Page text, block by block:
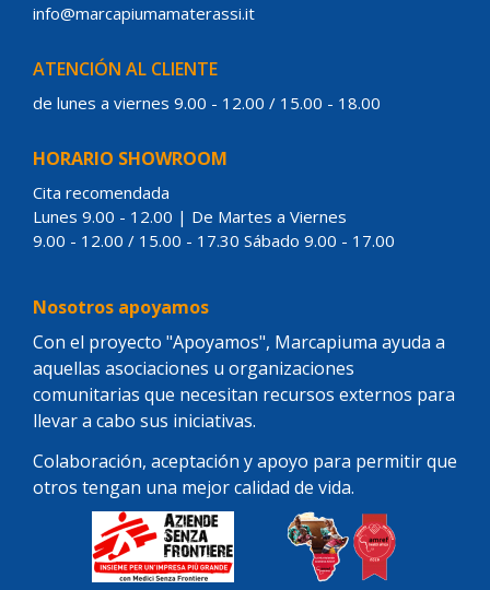
info@marcapiumamaterassi.it
ATENCIÓN AL CLIENTE
de lunes a viernes 9.00 - 12.00 / 15.00 - 18.00
HORARIO SHOWROOM
Cita recomendada
Lunes 9.00 - 12.00 | De Martes a Viernes
9.00 - 12.00 / 15.00 - 17.30 Sábado 9.00 - 17.00
Nosotros apoyamos
Con el proyecto "Apoyamos", Marcapiuma ayuda a
aquellas asociaciones u organizaciones
comunitarias que necesitan recursos externos para
llevar a cabo sus iniciativas.
Colaboración, aceptación y apoyo para permitir que
otros tengan una mejor calidad de vida.